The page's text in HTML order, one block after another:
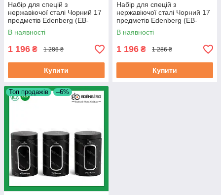
Набір для спецій з
нержавіючої сталі Чорний 17
предметів Edenberg (EB-
4027)
В наявності
1 196 ₴ 1 286 ₴
Купити
Набір для спецій з
нержавіючої сталі Чорний 17
предметів Edenberg (EB-
4029)
В наявності
1 196 ₴ 1 286 ₴
Купити
Топ продажів –6%